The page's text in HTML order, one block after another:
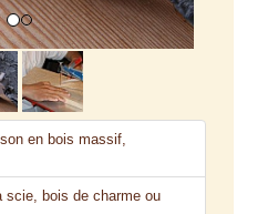
en bois massif,
scie, bois de charme ou